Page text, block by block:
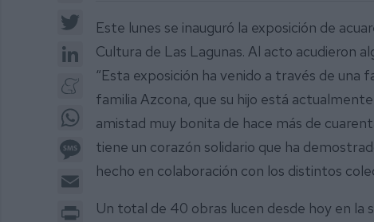
LinkedIn
Meneame
Message
Email
Print
Este lunes se inauguró la exposición de
Cultura de Las Lagunas. Al acto acudieron
“Esta exposición ha venido a través de
familia Azcona, que su hijo está
amistad muy bonita de hace más de
tiene un corazón solidario que ha
hecho en colaboración con los distintos
Un total de 40 obras lucen desde hoy en la